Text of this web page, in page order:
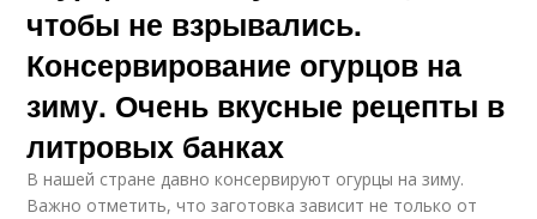
чтобы не взрывались.
Консервирование огурцов на
зиму. Очень вкусные рецепты в
литровых банках
В нашей стране давно консервируют огурцы на зиму.
Важно отметить, что заготовка зависит не только от